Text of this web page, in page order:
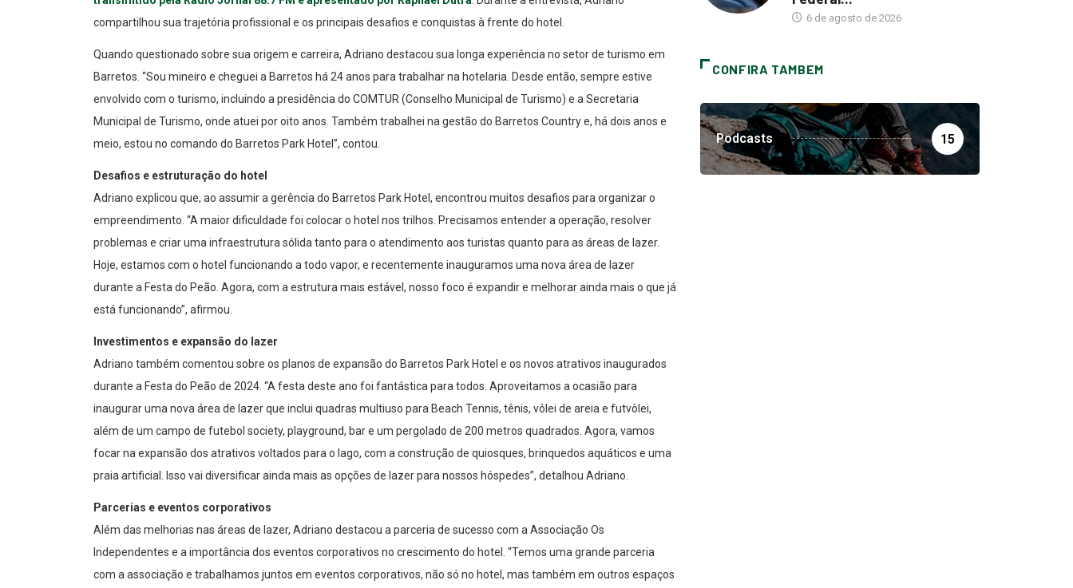
compartilhou sua trajetória profissional e os principais desafios e conquistas à frente do hotel.
Quando questionado sobre sua origem e carreira, Adriano destacou sua longa experiência no setor de turismo em
Barretos. “Sou mineiro e cheguei a Barretos há 24 anos para trabalhar na hotelaria. Desde então, sempre estive
envolvido com o turismo, incluindo a presidência do COMTUR (Conselho Municipal de Turismo) e a Secretaria
Municipal de Turismo, onde atuei por oito anos. Também trabalhei na gestão do Barretos Country e, há dois anos e
meio, estou no comando do Barretos Park Hotel”, contou.
Desafios e estruturação do hotel
Adriano explicou que, ao assumir a gerência do Barretos Park Hotel, encontrou muitos desafios para organizar o
empreendimento. “A maior dificuldade foi colocar o hotel nos trilhos. Precisamos entender a operação, resolver
problemas e criar uma infraestrutura sólida tanto para o atendimento aos turistas quanto para as áreas de lazer.
Hoje, estamos com o hotel funcionando a todo vapor, e recentemente inauguramos uma nova área de lazer
durante a Festa do Peão. Agora, com a estrutura mais estável, nosso foco é expandir e melhorar ainda mais o que já
está funcionando”, afirmou.
Investimentos e expansão do lazer
Adriano também comentou sobre os planos de expansão do Barretos Park Hotel e os novos atrativos inaugurados
durante a Festa do Peão de 2024. “A festa deste ano foi fantástica para todos. Aproveitamos a ocasião para
inaugurar uma nova área de lazer que inclui quadras multiuso para Beach Tennis, tênis, vôlei de areia e futvôlei,
além de um campo de futebol society, playground, bar e um pergolado de 200 metros quadrados. Agora, vamos
focar na expansão dos atrativos voltados para o lago, com a construção de quiosques, brinquedos aquáticos e uma
praia artificial. Isso vai diversificar ainda mais as opções de lazer para nossos hóspedes”, detalhou Adriano.
Parcerias e eventos corporativos
Além das melhorias nas áreas de lazer, Adriano destacou a parceria de sucesso com a Associação Os
Independentes e a importância dos eventos corporativos no crescimento do hotel. “Temos uma grande parceria
com a associação e trabalhamos juntos em eventos corporativos, não só no hotel, mas também em outros espaços
6 de agosto de 2026
CONFIRA TAMBEM
Podcasts 15